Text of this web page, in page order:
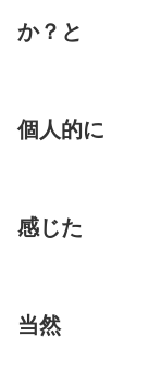
か？と
個人的に
感じた
当然